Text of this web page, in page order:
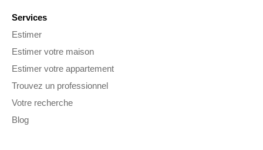
Services
Estimer
Estimer votre maison
Estimer votre appartement
Trouvez un professionnel
Votre recherche
Blog